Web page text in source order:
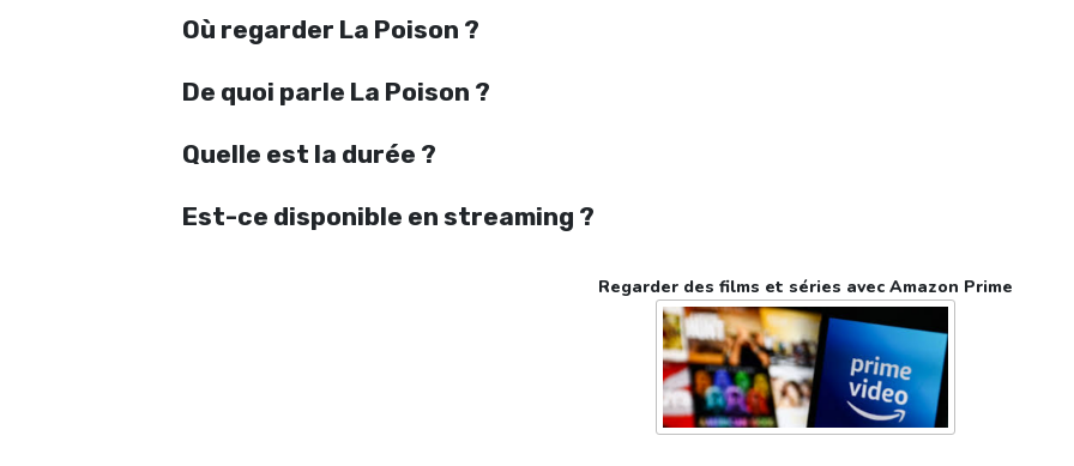
Où regarder La Poison ?
De quoi parle La Poison ?
Quelle est la durée ?
Est-ce disponible en streaming ?
Regarder des films et séries avec Amazon Prime